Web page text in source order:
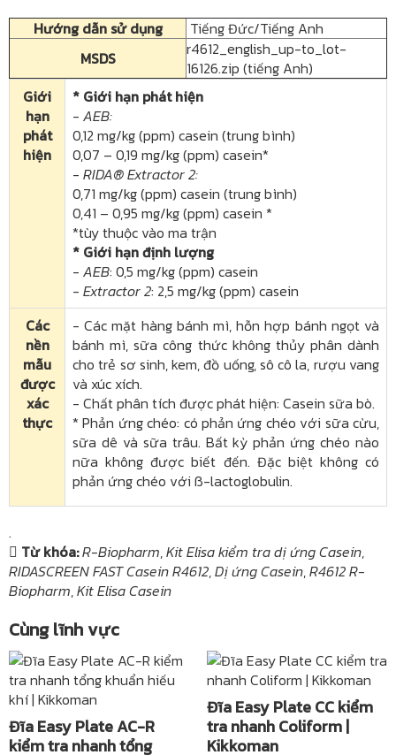
Hướng dẫn sử dụng
Tiếng Đức/Tiếng Anh
MSDS
r4612_english_up-to_lot-
16126.zip (tiếng Anh)
Giới
hạn
phát
hiện
* Giới hạn phát hiện
- AEB:
0,12 mg/kg (ppm) casein (trung bình)
0,07 – 0,19 mg/kg (ppm) casein*
- RIDA® Extractor 2:
0,71 mg/kg (ppm) casein (trung bình)
0,41 – 0,95 mg/kg (ppm) casein *
*tùy thuộc vào ma trận
* Giới hạn định lượng
- AEB: 0,5 mg/kg (ppm) casein
- Extractor 2: 2,5 mg/kg (ppm) casein
Các
nền
mẫu
được
xác
thực
- Các mặt hàng bánh mì, hỗn hợp bánh ngọt và
bánh mì, sữa công thức không thủy phân dành
cho trẻ sơ sinh, kem, đồ uống, sô cô la, rượu vang
và xúc xích.
- Chất phân tích được phát hiện: Casein sữa bò.
* Phản ứng chéo: có phản ứng chéo với sữa cừu,
sữa dê và sữa trâu. Bất kỳ phản ứng chéo nào
nữa không được biết đến. Đặc biệt không có
phản ứng chéo với ß-lactoglobulin.
.
Từ khóa:R-Biopharm,Kit Elisa kiểm tra dị ứng Casein,
RIDASCREEN FAST Casein R4612,Dị ứng Casein,R4612 R-
Biopharm,Kit Elisa Casein
Cùng lĩnh vực
Đĩa Easy Plate AC-R
kiểm tra nhanh tổng
Đĩa Easy Plate CC kiểm
tra nhanh Coliform |
Kikkoman